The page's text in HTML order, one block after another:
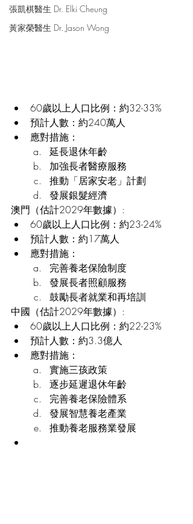
張凱棋醫生 Dr. Elki Cheung
黃家榮醫生 Dr. Jason Wong
60歲以上人口比例：約32-33%
預計人數：約240萬人
應對措施：
延長退休年齡
加強長者醫療服務
推動「居家安老」計劃
發展銀髮經濟
澳門（估計2029年數據）:
60歲以上人口比例：約23-24%
預計人數：約17萬人
應對措施：
完善養老保險制度
發展長者照顧服務
鼓勵長者就業和再培訓
中國（估計2029年數據）:
60歲以上人口比例：約22-23%
預計人數：約3.3億人
應對措施：
實施三孩政策
逐步延遲退休年齡
完善養老保險體系
發展智慧養老產業
推動養老服務業發展